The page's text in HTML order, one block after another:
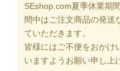
SEshop.com夏季休業期
間中はご注文商品の発送
ていただきます。
皆様にはご不便をおかけ
いますようお願い申し上